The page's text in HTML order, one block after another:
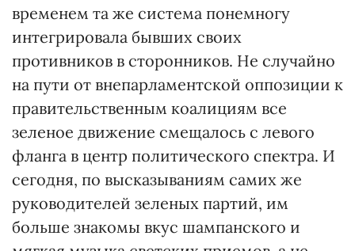
временем та же система понемногу
интегрировала бывших своих
противников в сторонников. Не случайно
на пути от внепарламентской оппозиции к
правительственным коалициям все
зеленое движение смещалось с левого
фланга в центр политического спектра. И
сегодня, по высказываниям самих же
руководителей зеленых партий, им
больше знакомы вкус шампанского и